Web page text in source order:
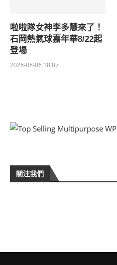
啦啦隊女神李多慧來了！
石岡熱氣球嘉年華8/22起
登場
2026-08-06 18:07
關注我們